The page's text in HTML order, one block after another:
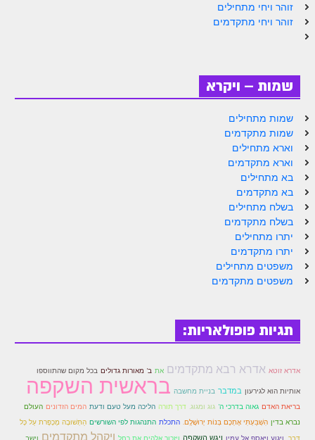
זוהר ויחי מתחילים
זוהר ויחי מתקדמים
שמות – ויקרא
שמות מתחילים
שמות מתקדמים
וארא מתחילים
וארא מתקדמים
בא מתחילים
בא מתקדמים
בשלח מתחילים
בשלח מתקדמים
יתרו מתחילים
יתרו מתקדמים
משפטים מתחילים
משפטים מתקדמים
תגיות פופולאריות:
אדרא זוטא אדרא רבא מתקדמים את ב' מאורות גדולים בכל מקום שהתווספו
אותיות הוא לגירעון במדבר בניית מחשבה בראשית השקפה
בריאת האדם גאוה בדרכי ה' גוג ומגוג. דרך תורה הליכה מעל טעם ודעת המים הזדונים העולם
נברא בדין הִשְׁבַּעְתִּי אֶתְכֶם בְּנוֹת יְרוּשָׁלִָם. התכלת התנהגות לפי השורשים הַתְּשׁוּבָה מֶכָפֶּרת עַל כָּל
ויגש השקפה ויקהל מתקדמים וישב